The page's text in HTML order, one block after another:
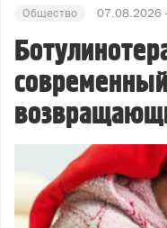
Общество 07.08.2026